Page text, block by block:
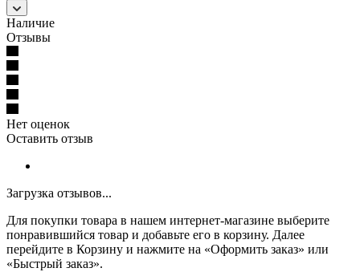
Наличие
Отзывы
Нет оценок
Оставить отзыв
Загрузка отзывов...
Для покупки товара в нашем интернет-магазине выберите
понравившийся товар и добавьте его в корзину. Далее
перейдите в Корзину и нажмите на «Оформить заказ» или
«Быстрый заказ».